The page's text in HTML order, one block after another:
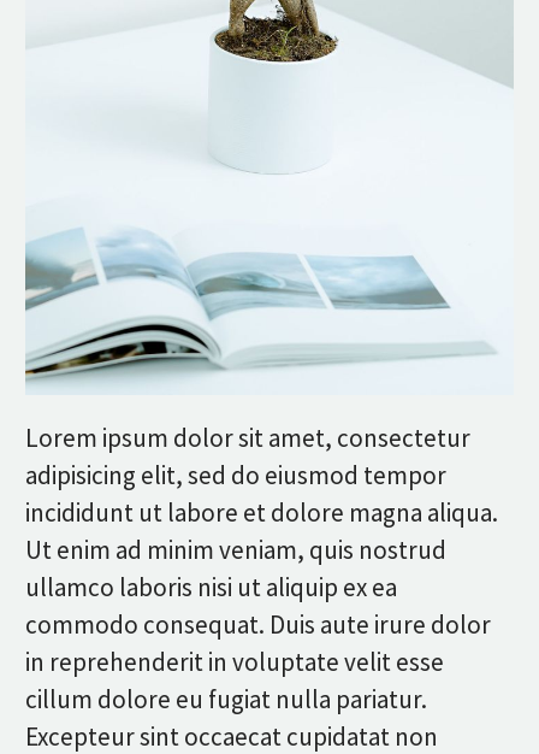
Lorem ipsum dolor sit amet, consectetur
adipisicing elit, sed do eiusmod tempor
incididunt ut labore et dolore magna aliqua.
Ut enim ad minim veniam, quis nostrud
ullamco laboris nisi ut aliquip ex ea
commodo consequat. Duis aute irure dolor
in reprehenderit in voluptate velit esse
cillum dolore eu fugiat nulla pariatur.
Excepteur sint occaecat cupidatat non